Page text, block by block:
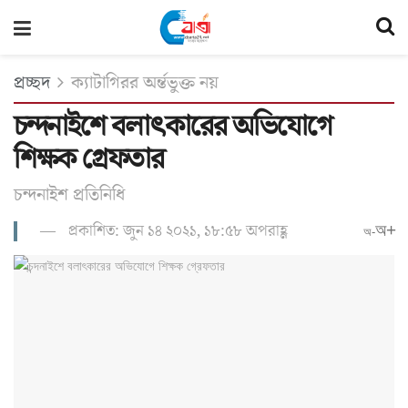
প্রচ্ছদ ক্যাটাগিরর অর্ন্তভুক্ত নয়
চন্দনাইশে বলাৎকারের অভিযোগে
শিক্ষক গ্রেফতার
চন্দনাইশ প্রতিনিধি
প্রকাশিত: জুন ১৪ ২০২১, ১৮:৫৮ অপরাহ্ণ অ-অ+